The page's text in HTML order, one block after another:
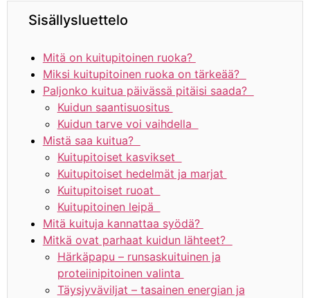
Sisällysluettelo
Mitä on kuitupitoinen ruoka?
Miksi kuitupitoinen ruoka on tärkeää?
Paljonko kuitua päivässä pitäisi saada?
Kuidun saantisuositus
Kuidun tarve voi vaihdella
Mistä saa kuitua?
Kuitupitoiset kasvikset
Kuitupitoiset hedelmät ja marjat
Kuitupitoiset ruoat
Kuitupitoinen leipä
Mitä kuituja kannattaa syödä?
Mitkä ovat parhaat kuidun lähteet?
Härkäpapu – runsaskuituinen ja
proteiinipitoinen valinta
Täysjyväviljat – tasainen energian ja